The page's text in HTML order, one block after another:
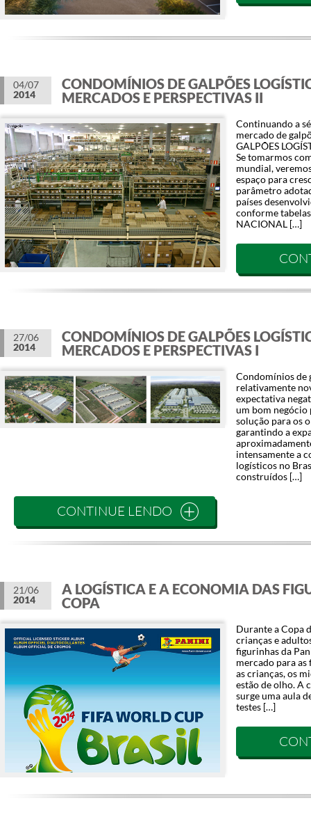
04/07
2014
CONDOMÍNIOS DE GALPÕES
MERCADOS E PERSPECTIVAS II
Continuando a
mercado de
GALPÕES
Se tomarmos
mundial,
espaço para
parâmetro
países
conforme
NACIONAL […]
27/06
2014
CONDOMÍNIOS DE GALPÕES
MERCADOS E PERSPECTIVAS I
Condomínios de
relativamente
expectativa
um bom negócio
solução para os
garantindo a
intensamente a
logísticos no
construídos […]
CONTINUE LENDO
21/06
2014
A LOGÍSTICA E A ECONOMIA DAS
COPA
Durante a Copa
crianças e
figurinhas da
mercado para as
as crianças, os
estão de olho. A
surge uma aula
testes […]